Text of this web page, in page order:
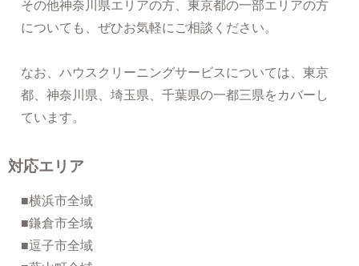
その他神奈川県エリアの方、東京都の一部エリアの方
についても、ぜひお気軽にご相談ください。
なお、ハウスクリーニングサービスについては、東京
都、神奈川県、埼玉県、千葉県の一都三県をカバーし
ています。
対応エリア
■横浜市全域
■鎌倉市全域
■逗子市全域